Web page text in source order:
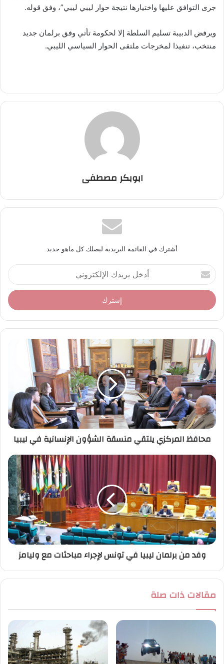
جرى التوافق عليها واختيارها نتيجة حوار ليبي ليبي”، وفق قوله.
ويرفض الدبيبة تسليم السلطة إلا لحكومة تأتي وفق برلمان جديد
منتخب، تنفيذا لمخرجات ملتقى الحوار السياسي الليبي.
ابوبكر مصطفى
أشترك في القائمة البريدية ليصلك كل ماهو جديد
أ
د
خ
ل
ر
د
ك
ل
إ
ل
ك
ت
ر
ي
محافظ المركزي يلتقي منسقة الشؤون الإنسانية في ليبيا
وفد من برلمان ليبيا في تونس لإجراء مباحثات مع وليامز
مقالات ذات صلة